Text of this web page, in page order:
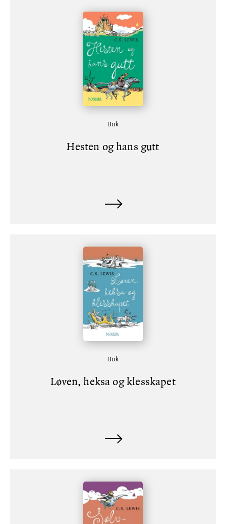
Bok
Hesten og hans gutt
Bok
Løven, heksa og klesskapet